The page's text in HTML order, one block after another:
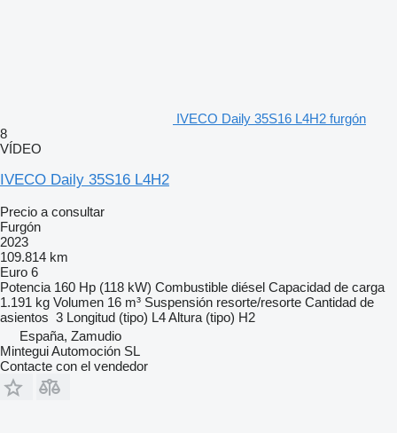
IVECO Daily 35S16 L4H2 furgón
8
VÍDEO
IVECO Daily 35S16 L4H2
Precio a consultar
Furgón
2023
109.814 km
Euro 6
Potencia 160 Hp (118 kW) Combustible diésel Capacidad de carga
1.191 kg Volumen 16 m³ Suspensión resorte/resorte Cantidad de
asientos 3 Longitud (tipo) L4Altura (tipo) H2
España, Zamudio
Mintegui Automoción SL
Contacte con el vendedor